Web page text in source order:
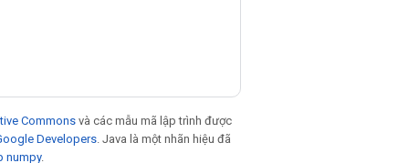
Commons và các mẫu mã lập trình được
Developers . Java là một nhãn hiệu đã
numpy.